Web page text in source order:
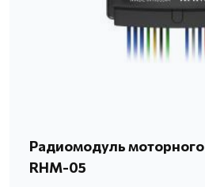
Радиомодуль моторного
RHM-05